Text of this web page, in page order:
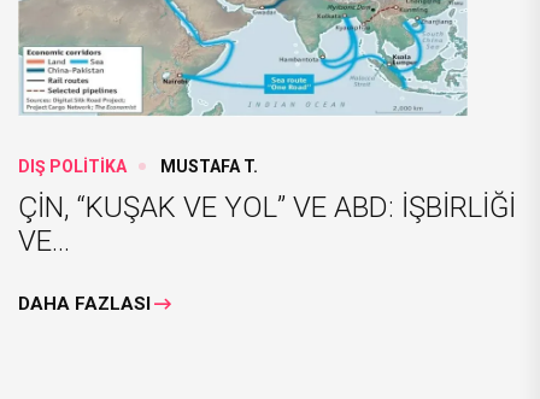
DIŞ POLİTİKA MUSTAFA T.
ÇİN, “KUŞAK VE YOL” VE ABD: İŞBİRLİĞİ
VE...
DAHA FAZLASI